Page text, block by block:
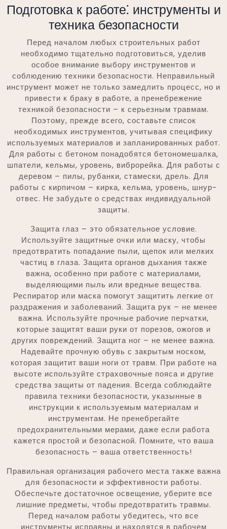
Подготовка к работе⁚ инструменты и
техника безопасности
Перед началом любых строительных работ
необходимо тщательно подготовиться, уделив
особое внимание выбору инструментов и
соблюдению техники безопасности. Неправильный
инструмент может не только замедлить процесс, но и
привести к браку в работе, а пренебрежение
техникой безопасности – к серьезным травмам.
Поэтому, прежде всего, составьте список
необходимых инструментов, учитывая специфику
используемых материалов и запланированных работ.
Для работы с бетоном понадобятся бетономешалка,
шпатели, кельмы, уровень, виброрейка. Для работы с
деревом – пилы, рубанки, стамески, дрель. Для
работы с кирпичом – кирка, кельма, уровень, шнур-
отвес. Не забудьте о средствах индивидуальной
защиты.
Защита глаз – это обязательное условие.
Используйте защитные очки или маску, чтобы
предотвратить попадание пыли, щепок или мелких
частиц в глаза. Защита органов дыхания также
важна, особенно при работе с материалами,
выделяющими пыль или вредные вещества.
Респиратор или маска помогут защитить легкие от
раздражения и заболеваний. Защита рук – не менее
важна. Используйте прочные рабочие перчатки,
которые защитят ваши руки от порезов, ожогов и
других повреждений. Защита ног – не менее важна.
Надевайте прочную обувь с закрытым носком,
которая защитит ваши ноги от травм. При работе на
высоте используйте страховочные пояса и другие
средства защиты от падения. Всегда соблюдайте
правила техники безопасности, указынные в
инструкции к используемым материалам и
инструментам. Не пренебрегайте
предохранительными мерами, даже если работа
кажется простой и безопасной. Помните, что ваша
безопасность – ваша ответственность!
Правильная организация рабочего места также важна
для безопасности и эффективности работы.
Обеспечьте достаточное освещение, уберите все
лишние предметы, чтобы предотвратить травмы.
Перед началом работы убедитесь, что все
инструменты исправны и находятся в рабочем